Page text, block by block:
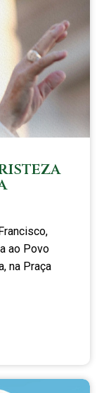
ao Povo
na Praça